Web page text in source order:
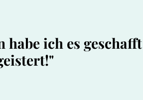
habe ich es